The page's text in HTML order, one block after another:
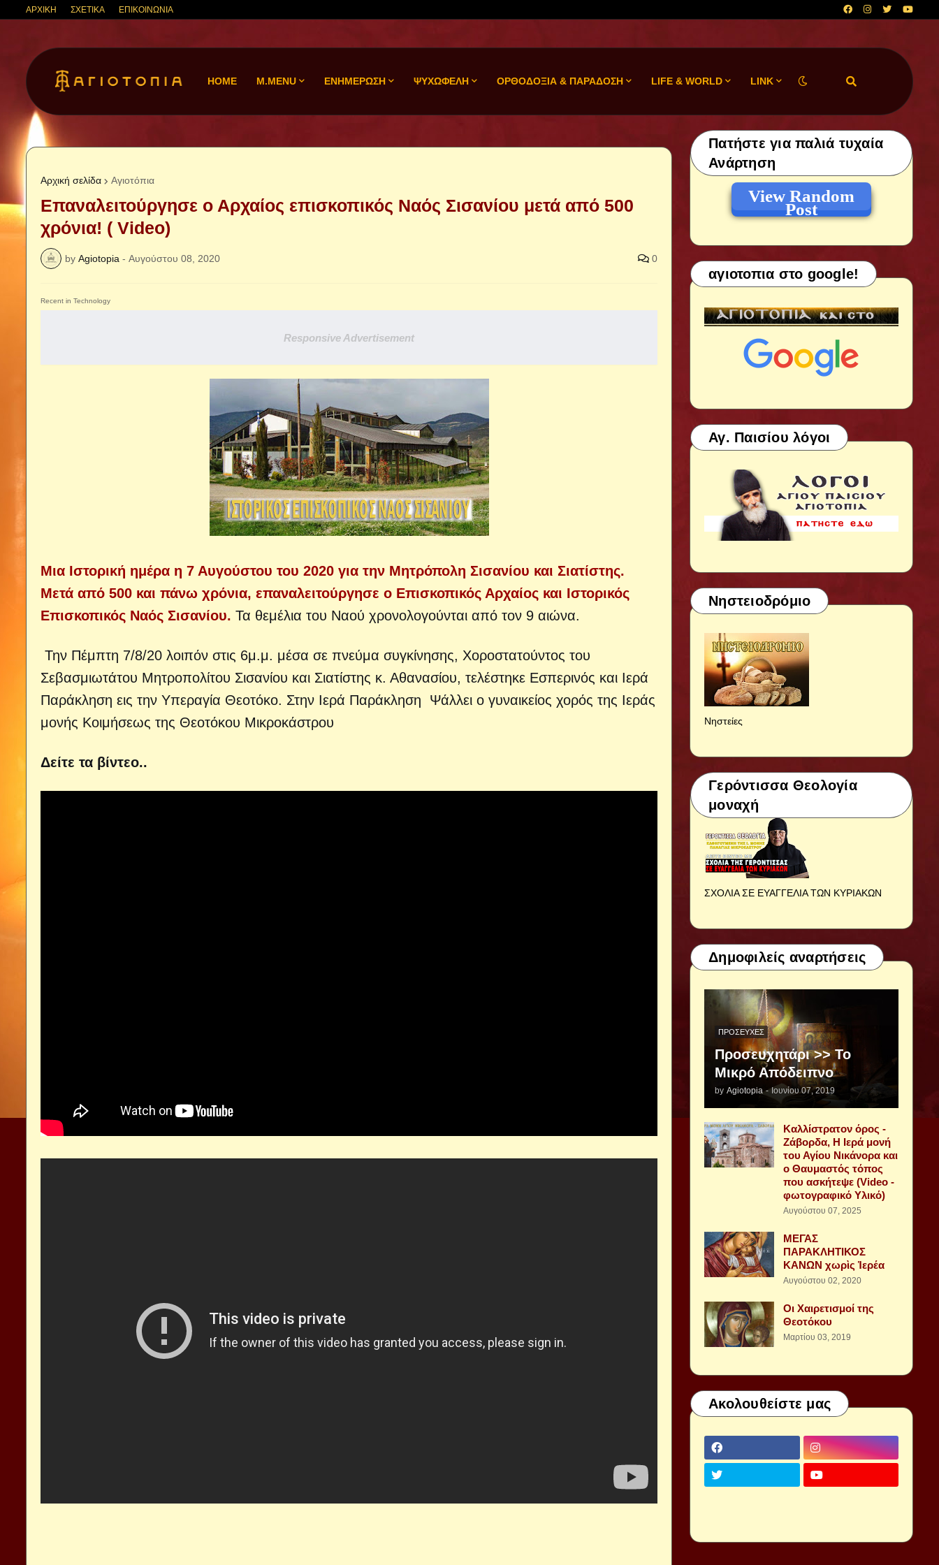
ΑΡΧΙΚΗ ΣΧΕΤΙΚΑ ΕΠΙΚΟΙΝΩΝΙΑ
HOME M.MENU ΕΝΗΜΕΡΩΣΗ ΨΥΧΩΦΕΛΗ ΟΡΘΟΔΟΞΙΑ & ΠΑΡΑΔΟΣΗ LIFE & WORLD LINK
Αρχική σελίδα Αγιοτόπια
Επαναλειτούργησε ο Αρχαίος επισκοπικός Ναός Σισανίου μετά από 500
χρόνια! ( Video)
by Agiotopia - Αυγούστου 08, 2020 0
Recent in Technology
Responsive Advertisement
Μια Ιστορική ημέρα η 7 Αυγούστου του 2020 για την Μητρόπολη Σισανίου και Σιατίστης.
Μετά από 500 και πάνω χρόνια, επαναλειτούργησε ο Επισκοπικός Αρχαίος και Ιστορικός
Επισκοπικός Ναός Σισανίου. Τα θεμέλια του Ναού χρονολογούνται από τον 9 αιώνα.
Την Πέμπτη 7/8/20 λοιπόν στις 6μ.μ. μέσα σε πνεύμα συγκίνησης, Χοροστατούντος του
Σεβασμιωτάτου Μητροπολίτου Σισανίου και Σιατίστης κ. Αθανασίου, τελέστηκε Εσπερινός και Ιερά
Παράκληση εις την Υπεραγία Θεοτόκο. Στην Ιερά Παράκληση Ψάλλει ο γυναικείος χορός της Ιεράς
μονής Κοιμήσεως της Θεοτόκου Μικροκάστρου
Δείτε τα βίντεο..
Πατήστε για παλιά τυχαία
Ανάρτηση
View Random
Post
αγιοτοπια στο google!
Αγ. Παισίου λόγοι
Νηστειοδρόμιο
Νηστείες
Γερόντισσα Θεολογία
μοναχή
ΣΧΟΛΙΑ ΣΕ ΕΥΑΓΓΕΛΙΑ ΤΩΝ ΚΥΡΙΑΚΩΝ
Δημοφιλείς αναρτήσεις
ΠΡΟΣΕΥΧΈΣ
Προσευχητάρι >> Το
Μικρό Απόδειπνο
by Agiotopia - Ιουνίου 07, 2019
Καλλίστρατον όρος -
Ζάβορδα, Η Ιερά μονή
του Αγίου Νικάνορα και
ο Θαυμαστός τόπος
που ασκήτεψε (Video -
φωτογραφικό Υλικό)
Αυγούστου 07, 2025
ΜΕΓΑΣ
ΠΑΡΑΚΛΗΤΙΚΟΣ
ΚΑΝΩΝ χωρὶς Ἱερέα
Αυγούστου 02, 2020
Οι Χαιρετισμοί της
Θεοτόκου
Μαρτίου 03, 2019
Ακολουθείστε μας